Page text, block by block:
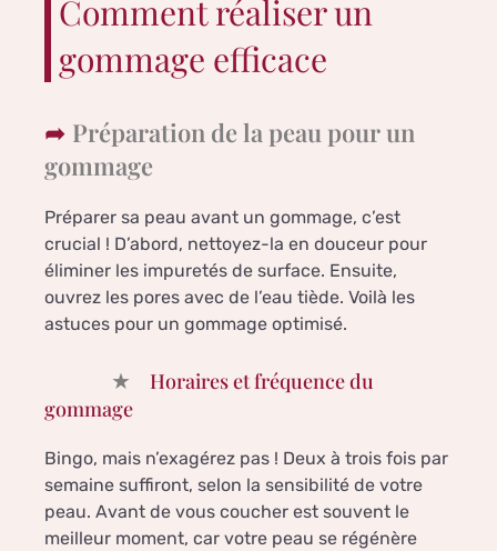
Comment réaliser un
gommage efficace
Préparation de la peau pour un
gommage
Préparer sa peau avant un gommage, c’est
crucial ! D’abord, nettoyez-la en douceur pour
éliminer les impuretés de surface. Ensuite,
ouvrez les pores avec de l’eau tiède. Voilà les
astuces pour un gommage optimisé.
Horaires et fréquence du
gommage
Bingo, mais n’exagérez pas ! Deux à trois fois par
semaine suffiront, selon la sensibilité de votre
peau. Avant de vous coucher est souvent le
meilleur moment, car votre peau se régénère